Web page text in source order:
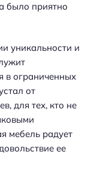
было приятно
уникальности и
в ограниченных
от
для тех, кто не
мебель радует
ее